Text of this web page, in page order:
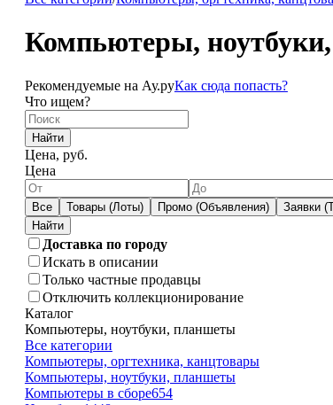
Компьютеры,
Рекомендуемые на Ау.руКак сюда попасть?
Что ищем?
Найти
Цена, руб.
Цена
Все Товары (Лоты) Промо (Объявления) Заявки
Доставка по городу
Искать в описании
Только частные продавцы
Отключить коллекционирование
Каталог
Компьютеры, ноутбуки, планшеты
Все категории
Компьютеры, оргтехника, канцтовары
Компьютеры, ноутбуки, планшеты
Компьютеры в сборе654